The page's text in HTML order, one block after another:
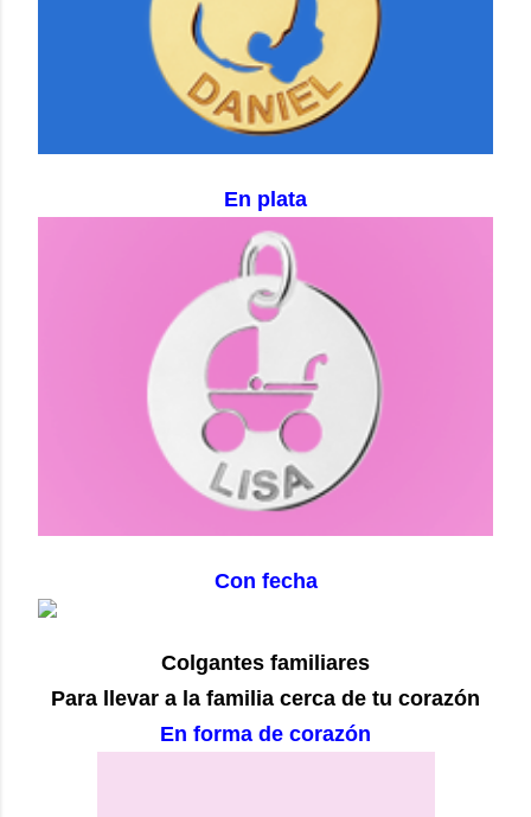
En plata
Con fecha
Colgantes familiares
Para llevar a la familia cerca de tu corazón
En forma de corazón